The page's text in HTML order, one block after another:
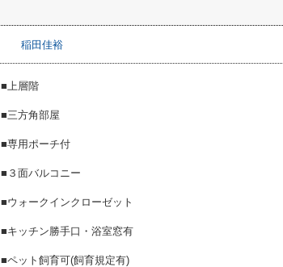
稲田佳裕
■上層階
■三方角部屋
■専用ポーチ付
■３面バルコニー
■ウォークインクローゼット
■キッチン勝手口・浴室窓有
■ペット飼育可(飼育規定有)